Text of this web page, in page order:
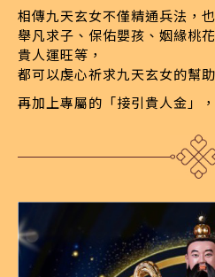
相傳九天玄女不僅精通兵法，
舉凡求子、保佑嬰孩、姻緣桃
貴人運旺等，
都可以虔心祈求九天玄女的幫
再加上專屬的「接引貴人金」